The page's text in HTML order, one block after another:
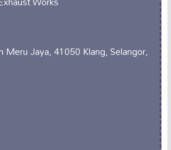
Meru Jaya, 41050 Klang, Selangor,